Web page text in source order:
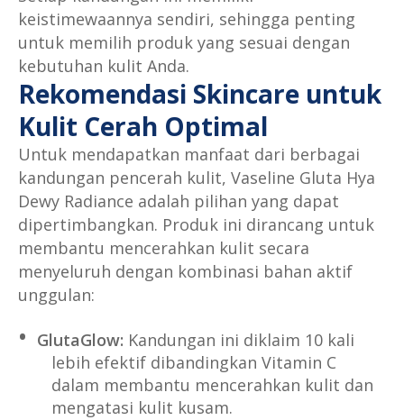
keistimewaannya sendiri, sehingga penting
untuk memilih produk yang sesuai dengan
kebutuhan kulit Anda.
Rekomendasi Skincare untuk
Kulit Cerah Optimal
Untuk mendapatkan manfaat dari berbagai
kandungan pencerah kulit, Vaseline Gluta Hya
Dewy Radiance adalah pilihan yang dapat
dipertimbangkan. Produk ini dirancang untuk
membantu mencerahkan kulit secara
menyeluruh dengan kombinasi bahan aktif
unggulan:
GlutaGlow: Kandungan ini diklaim 10 kali
lebih efektif dibandingkan Vitamin C
dalam membantu mencerahkan kulit dan
mengatasi kulit kusam.